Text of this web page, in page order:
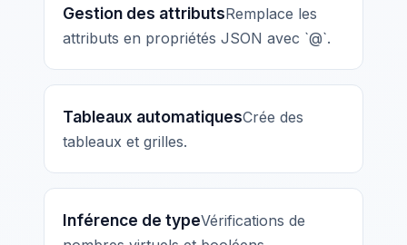
Gestion des attributsRemplace les
attributs en propriétés JSON avec `@`.
Tableaux automatiquesCrée des
tableaux et grilles.
Inférence de typeVérifications de